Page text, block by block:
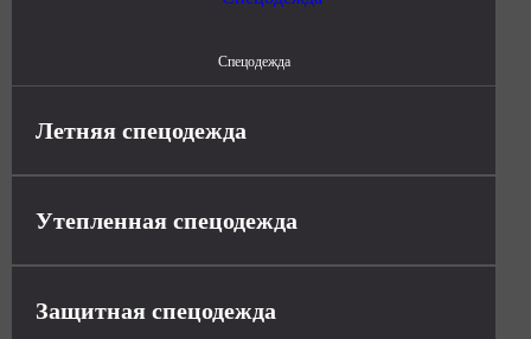
Спецодежда
Летняя спецодежда
Утепленная спецодежда
Защитная спецодежда